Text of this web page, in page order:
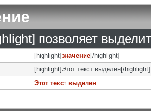
позволяет
[highlight]значение[/highlight]
[highlight]Этот текст выделен[/highlight]
Этот текст выделен